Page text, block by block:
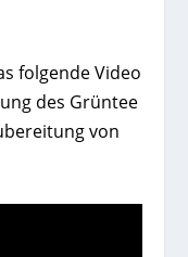
folgende Video
des Grüntee
von